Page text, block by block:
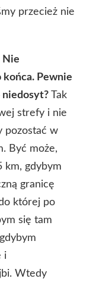
przecież nie
Nie
końca. Pewnie
niedosyt? Tak
strefy i nie
pozostać w
Być może,
km, gdybym
granicę
której po
się tam
i
Wtedy